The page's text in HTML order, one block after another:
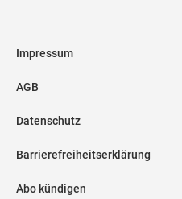
Impressum
AGB
Datenschutz
Barrierefreiheitserklärung
Abo kündigen